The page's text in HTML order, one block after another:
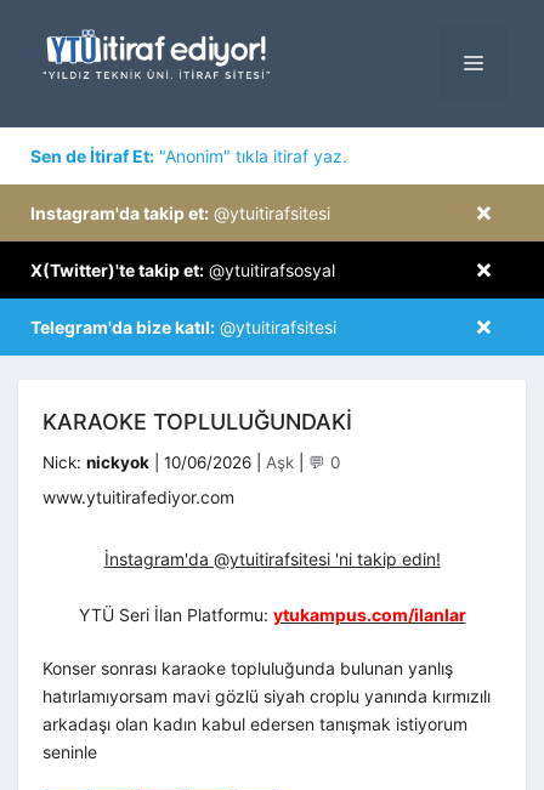
MENÜ
Sen de İtiraf Et: "Anonim" tıkla itiraf yaz.
×
Instagram'da takip et: @ytuitirafsitesi
×
X(Twitter)'te takip et: @ytuitirafsosyal
×
Telegram'da bize katıl: @ytuitirafsitesi
KARAOKE TOPLULUĞUNDAKI
Nick: nickyok 10/06/2026 Kategoriler
Aşk 💬 0
www.ytuitirafediyor.com
İnstagram'da @ytuitirafsitesi 'ni takip edin!
YTÜ Seri İlan Platformu: ytukampus.com/ilanlar
Konser sonrası karaoke topluluğunda bulunan yanlış
hatırlamıyorsam mavi gözlü siyah croplu yanında kırmızılı
arkadaşı olan kadın kabul edersen tanışmak istiyorum
seninle